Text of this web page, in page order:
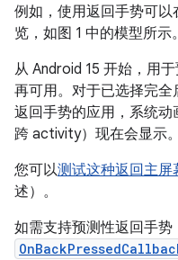
例如，使用返回手势可
览，如图 1 中的模型所示。
从 Android 15 开始，用
再可用。对于已选择完
返回手势的应用，系统
跨 activity）现在会显示。
您可以测试这种返回主屏
述）。
如需支持预测性返回手